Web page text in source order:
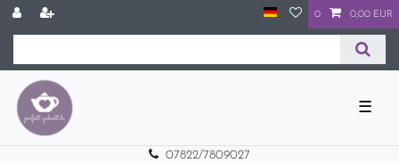
0 0,00 EUR
☰
07822/7809027